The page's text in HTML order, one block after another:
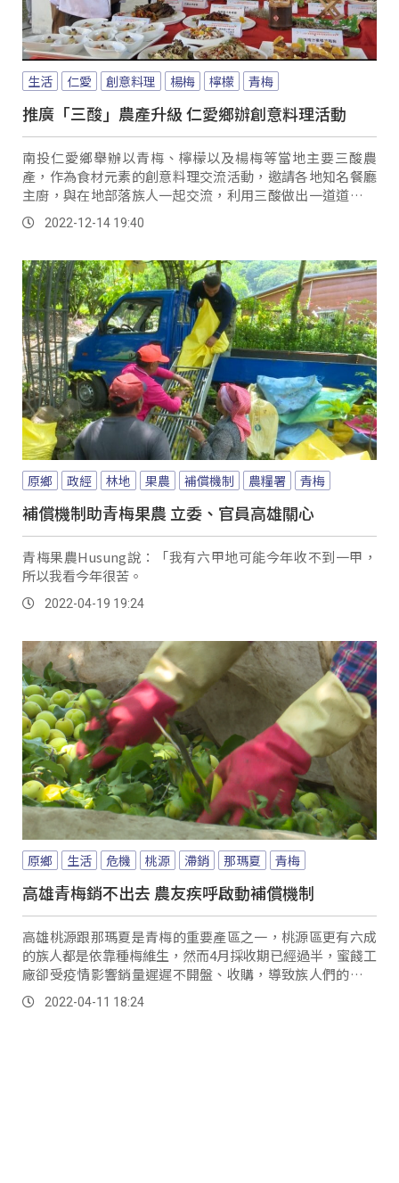
生活 仁愛 創意料理 楊梅 檸檬 青梅
推廣「三酸」農產升級 仁愛鄉辦創意料理活動
南投仁愛鄉舉辦以青梅、檸檬以及楊梅等當地主要三酸農
產，作為食材元素的創意料理交流活動，邀請各地知名餐廳
主廚，與在地部落族人一起交流，利用三酸做出一道道，色
香味俱全的創意料理。
2022-12-14 19:40
原鄉 政經 林地 果農 補償機制 農糧署 青梅
補償機制助青梅果農 立委、官員高雄關心
青梅果農Husung說：「我有六甲地可能今年收不到一甲，
所以我看今年很苦。
2022-04-19 19:24
原鄉 生活 危機 桃源 滯銷 那瑪夏 青梅
高雄青梅銷不出去 農友疾呼啟動補償機制
高雄桃源跟那瑪夏是青梅的重要產區之一，桃源區更有六成
的族人都是依靠種梅維生，然而4月採收期已經過半，蜜餞工
廠卻受疫情影響銷量遲遲不開盤、收購，導致族人們的青梅
銷不出去。
2022-04-11 18:24